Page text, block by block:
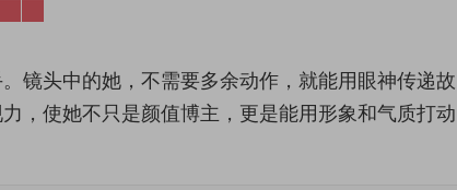
镜头中的她，不需要多余动作，就能用眼神传递故
使她不只是颜值博主，更是能用形象和气质打动